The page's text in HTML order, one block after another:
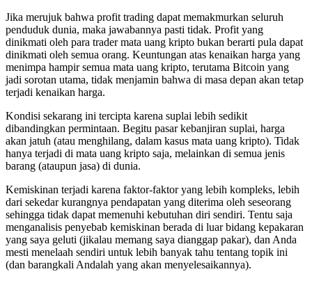
Jika merujuk bahwa profit trading dapat memakmurkan seluruh
penduduk dunia, maka jawabannya pasti tidak. Profit yang
dinikmati oleh para trader mata uang kripto bukan berarti pula dapat
dinikmati oleh semua orang. Keuntungan atas kenaikan harga yang
menimpa hampir semua mata uang kripto, terutama Bitcoin yang
jadi sorotan utama, tidak menjamin bahwa di masa depan akan tetap
terjadi kenaikan harga.
Kondisi sekarang ini tercipta karena suplai lebih sedikit
dibandingkan permintaan. Begitu pasar kebanjiran suplai, harga
akan jatuh (atau menghilang, dalam kasus mata uang kripto). Tidak
hanya terjadi di mata uang kripto saja, melainkan di semua jenis
barang (ataupun jasa) di dunia.
Kemiskinan terjadi karena faktor-faktor yang lebih kompleks, lebih
dari sekedar kurangnya pendapatan yang diterima oleh seseorang
sehingga tidak dapat memenuhi kebutuhan diri sendiri. Tentu saja
menganalisis penyebab kemiskinan berada di luar bidang kepakaran
yang saya geluti (jikalau memang saya dianggap pakar), dan Anda
mesti menelaah sendiri untuk lebih banyak tahu tentang topik ini
(dan barangkali Andalah yang akan menyelesaikannya).